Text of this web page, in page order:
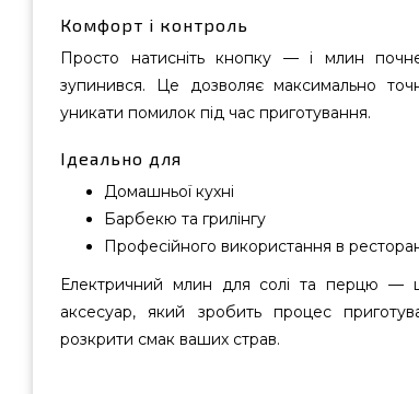
Комфорт і контроль
Просто натисніть кнопку — і млин
зупинився. Це дозволяє максимально
уникати помилок під час приготування.
Ідеально для
Домашньої кухні
Барбекю та грилінгу
Професійного використання в
Електричний млин для солі та перцю —
аксесуар, який зробить процес
розкрити смак ваших страв.